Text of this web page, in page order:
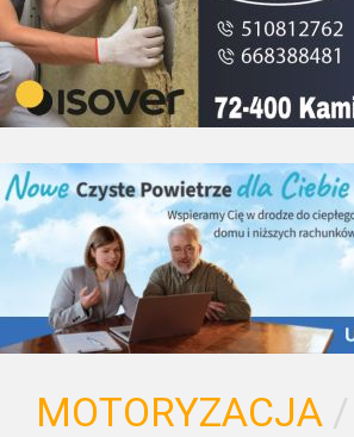
MOTORYZACJA /